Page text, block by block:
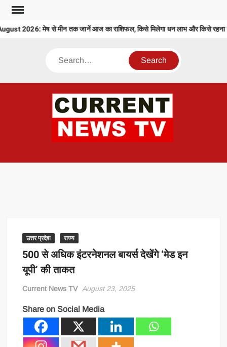
Skip
content
2026: मेष से मीन तक जानें आज का राशिफल, किसे मिलेगा धन लाभ और किसे रहना
Search
उत्तर प्रदेश राज्य
500 से अधिक इंटरनेशनल बायर्स देखेंगे ‘मेड इन
यूपी’ की ताकत
Current News TV August 23, 2025
Share on Social Media